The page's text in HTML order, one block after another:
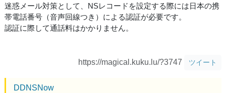
迷惑メール対策として、NSレコードを設定する際には日本の携
帯電話番号（音声回線つき）による認証が必要です。
認証に際して通話料はかかりません。
https://magical.kuku.lu/?3747 ツイート
DDNSNow